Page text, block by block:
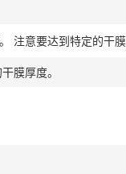
注意要达到特定的干
膜厚度。